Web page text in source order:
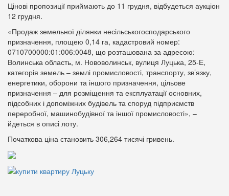
Цінові пропозиції приймають до 11 грудня, відбудеться аукціон
12 грудня.
«Продаж земельної ділянки несільськогосподарського
призначення, площею 0,14 га, кадастровий номер:
0710700000:01:006:0048, що розташована за адресою:
Волинська область, м. Нововолинськ, вулиця Луцька, 25-Е,
категорія земель – землі промисловості, транспорту, зв’язку,
енергетики, оборони та іншого призначення, цільове
призначення – для розміщення та експлуатації основних,
підсобних і допоміжних будівель та споруд підприємств
переробної, машинобудівної та іншої промисловості», –
йдеться в описі лоту.
Початкова ціна становить 306,264 тисячі гривень.